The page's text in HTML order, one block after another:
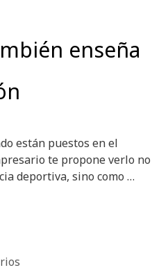
enseña
están puestos en el
te propone verlo no
deportiva, sino como …